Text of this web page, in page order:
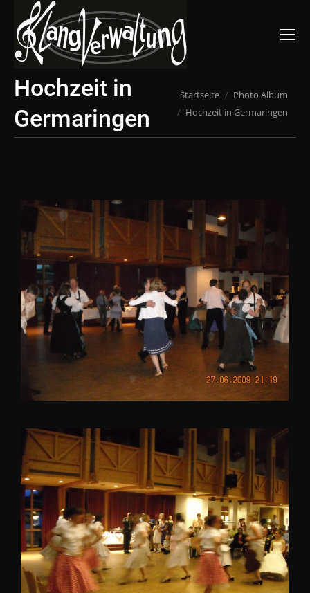
Suchen:
Hochzeit in
Germaringen
Du bist hier:
Startseite
Photo Album
Hochzeit in Germaringen